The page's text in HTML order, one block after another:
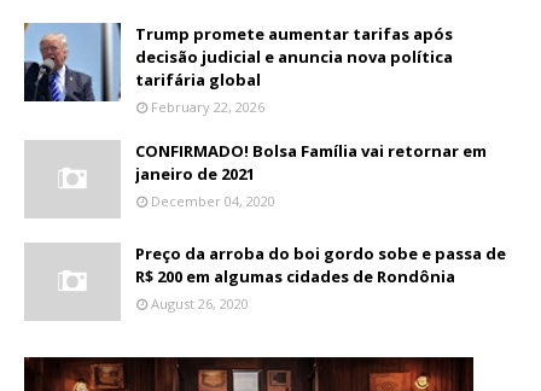
Trump promete aumentar tarifas após
decisão judicial e anuncia nova política
tarifária global
February 22, 2026
CONFIRMADO! Bolsa Família vai retornar em
janeiro de 2021
December 04, 2020
Preço da arroba do boi gordo sobe e passa de
R$ 200 em algumas cidades de Rondônia
August 26, 2020